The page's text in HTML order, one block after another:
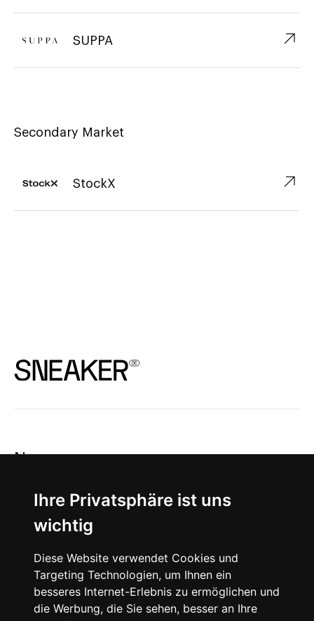
Ihre Privatsphäre ist uns
wichtig
Diese Website verwendet Cookies und
Targeting Technologien, um Ihnen ein
besseres Internet-Erlebnis zu ermöglichen und
die Werbung, die Sie sehen, besser an Ihre
SUPPA ↗︎
Secondary Market
StockX ↗︎
News
About
Instagram
Facebook